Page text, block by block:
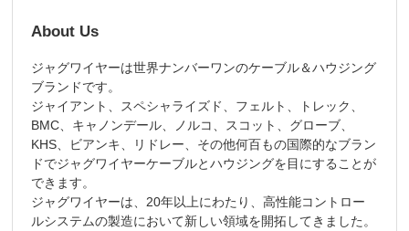
About Us
ジャグワイヤーは世界ナンバーワンのケーブル＆ハウジング
ブランドです。
ジャイアント、スペシャライズド、フェルト、トレック、
BMC、キャノンデール、ノルコ、スコット、グローブ、
KHS、ビアンキ、リドレー、その他何百もの国際的なブラン
ドでジャグワイヤーケーブルとハウジングを目にすることが
できます。
ジャグワイヤーは、20年以上にわたり、高性能コントロー
ルシステムの製造において新しい領域を開拓してきました。